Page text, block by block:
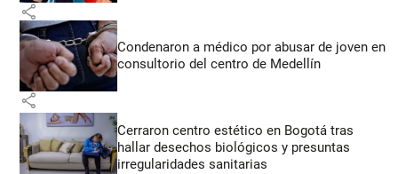
share
Condenaron a médico por abusar de joven en
consultorio del centro de Medellín
share
Cerraron centro estético en Bogotá tras
hallar desechos biológicos y presuntas
irregularidades sanitarias